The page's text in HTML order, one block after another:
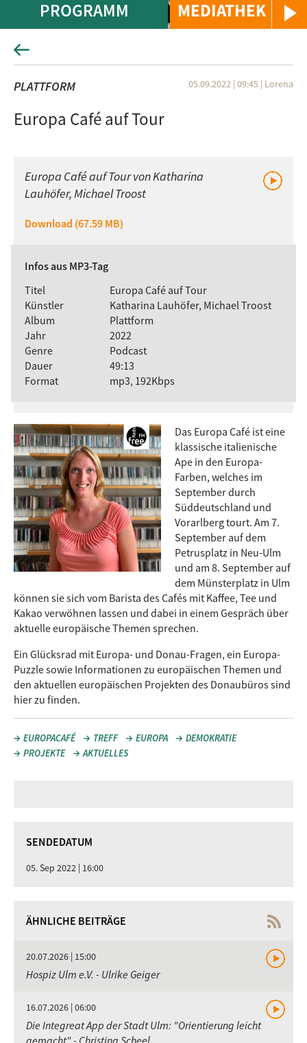
MEDIATHEK
PROGRAMM
PLATTFORM 05.09.2022 | 09:45 | Lorena
Europa Café auf Tour
Europa Café auf Tour von Katharina
Lauhöfer, Michael Troost
Download (67.59 MB)
Infos aus MP3-Tag
Titel
Europa Café auf Tour
Künstler
Katharina Lauhöfer, Michael Troost
Album
Plattform
Jahr
2022
Genre
Podcast
Dauer
49:13
Format
mp3, 192Kbps
Das Europa Café ist eine
klassische italienische
Ape in den Europa-
Farben, welches im
September durch
Süddeutschland und
Vorarlberg tourt. Am 7.
September auf dem
Petrusplatz in Neu-Ulm
und am 8. September auf
dem Münsterplatz in Ulm
können sie sich vom Barista des Cafés mit Kaffee, Tee und
Kakao verwöhnen lassen und dabei in einem Gespräch über
aktuelle europäische Themen sprechen.
Ein Glücksrad mit Europa- und Donau-Fragen, ein Europa-
Puzzle sowie Informationen zu europäischen Themen und
den aktuellen europäischen Projekten des Donaubüros sind
hier zu finden.
EUROPACAFÉ TREFF EUROPA
DEMOKRATIE
PROJEKTE
AKTUELLES
SENDEDATUM
05. Sep 2022 | 16:00
ÄHNLICHE BEITRÄGE
20.07.2026 | 15:00
Hospiz Ulm e.V. - Ulrike Geiger
16.07.2026 | 06:00
Die Integreat App der Stadt Ulm: "Orientierung leicht
gemacht" - Christina Scheel